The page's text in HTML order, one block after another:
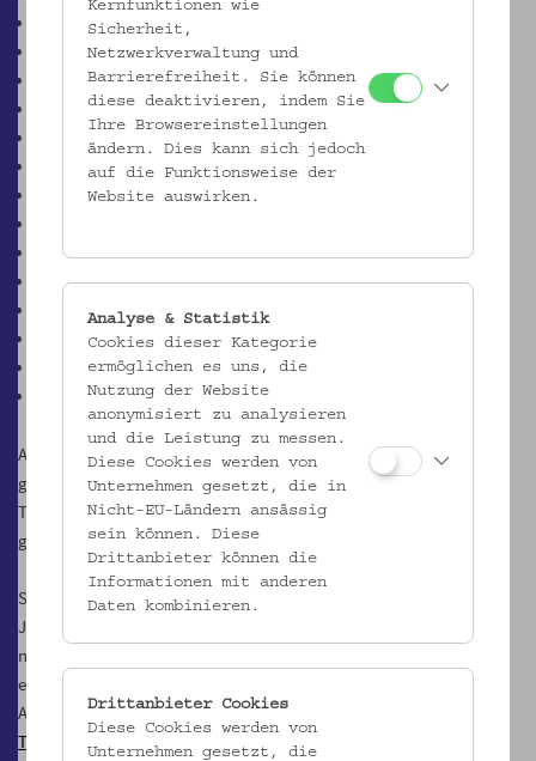
Albertina
HGM - Heeresgeschichtliches Museum
Möbel Museum Wien
KHM - Kunsthistorisches Museum Wien
Leopold Museum
MAK - Museum für Angewandte Kunst
mumok - Museum Moderner Kunst Stiftung Ludwig Wien
Österreichische Galerie Belvedere
ÖNB - Österreichische Nationalbibliothek
TMW - Technisches Museum Wien
Theatermuseum Wien
Universitätsbibliothek Wien
Weltmuseum Wien
Alle 16 Museen, Bibliotheken und Sammlungen sind der Einladung
gefolgt und haben sowohl Audio-, Video- als auch bebilderte
Textbeiträge für die virtuelle Galerie erarbeitet und zur Verfügung
gestellt.
Seit 13. Jänner 2023 ist diese virtuelle Galerie online. Zwischen 20.
Jänner und 18. April werden die eingebrachten Beiträge
nacheinander freigeschaltet. Abschließend erscheint auch ein
eigener Beitrag des Volkskundemuseums in der virtuellen Galerie.
Ab wann welcher Beitrag verfügbar sein wird, kann über
Twitter
und Instagram verfolgt werden.
Kernfunktionen wie
Sicherheit,
Netzwerkverwaltung und
Barrierefreiheit. Sie können
diese deaktivieren, indem Sie
Ihre Browsereinstellungen
ändern. Dies kann sich jedoch
auf die Funktionsweise der
Website auswirken.
Analyse & Statistik
Cookies dieser Kategorie
ermöglichen es uns, die
Nutzung der Website
anonymisiert zu analysieren
und die Leistung zu messen.
Diese Cookies werden von
Unternehmen gesetzt, die in
Nicht-EU-Ländern ansässig
sein können. Diese
Drittanbieter können die
Informationen mit anderen
Daten kombinieren.
Drittanbieter Cookies
Diese Cookies werden von
Unternehmen gesetzt, die